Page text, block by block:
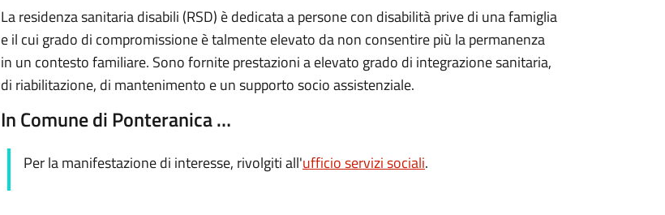
La residenza sanitaria disabili (RSD) è dedicata a persone con disabilità prive di una famiglia
e il cui grado di compromissione è talmente elevato da non consentire più la permanenza
in un contesto familiare. Sono fornite prestazioni a elevato grado di integrazione sanitaria,
di riabilitazione, di mantenimento e un supporto socio assistenziale.
In Comune di Ponteranica …
Per la manifestazione di interesse, rivolgiti all'ufficio servizi sociali.